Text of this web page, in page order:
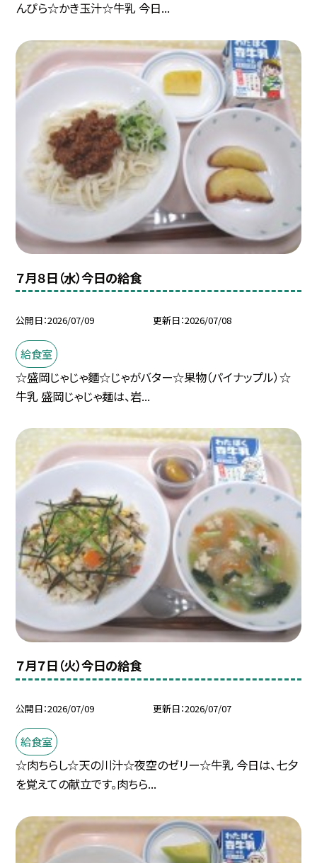
んぴら☆かき玉汁☆牛乳 今日...
７月８日（水）今日の給食
公開日 2026/07/09 更新日 2026/07/08
給食室
☆盛岡じゃじゃ麵☆じゃがバター☆果物（パイナップル）☆
牛乳 盛岡じゃじゃ麺は、岩...
７月７日（火）今日の給食
公開日 2026/07/09 更新日 2026/07/07
給食室
☆肉ちらし☆天の川汁☆夜空のゼリー☆牛乳 今日は、七夕
を覚えての献立です。肉ちら...